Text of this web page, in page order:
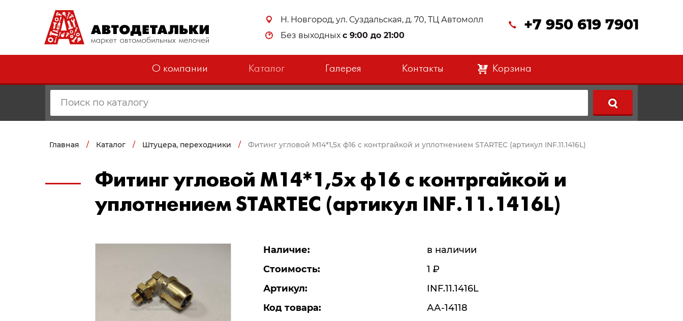
Н. Новгород, ул. Суздальская, д. 70, ТЦ Автомолл
Без выходных с 9:00 до 21:00
+7 950 619 7901
О компании Каталог Галерея Контакты 0 Корзина
Главная / Каталог / Штуцера, переходники / Фитинг угловой M14*1,5х ф16 с контргайкой и уплотнением STARTEC (артикул INF.11.1416L)
Фитинг угловой M14*1,5х ф16 с контргайкой и
уплотнением STARTEC (артикул INF.11.1416L)
Наличие:
в наличии
Стоимость:
1 Р
Артикул:
INF.11.1416L
Код товара:
АА-14118